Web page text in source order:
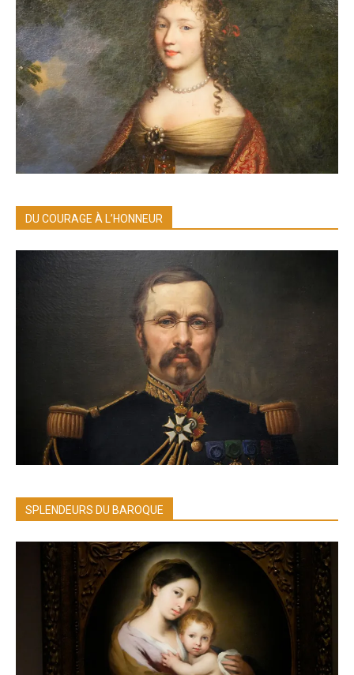
DU COURAGE À L’HONNEUR
SPLENDEURS DU BAROQUE